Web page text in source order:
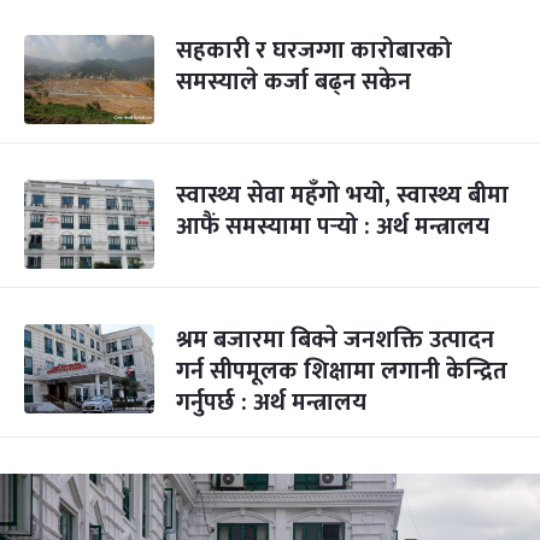
सहकारी र घरजग्गा कारोबारको
समस्याले कर्जा बढ्न सकेन
स्वास्थ्य सेवा महँगो भयो, स्वास्थ्य बीमा
आफैं समस्यामा पर्‍यो : अर्थ मन्त्रालय
श्रम बजारमा बिक्ने जनशक्ति उत्पादन
गर्न सीपमूलक शिक्षामा लगानी केन्द्रित
गर्नुपर्छ : अर्थ मन्त्रालय